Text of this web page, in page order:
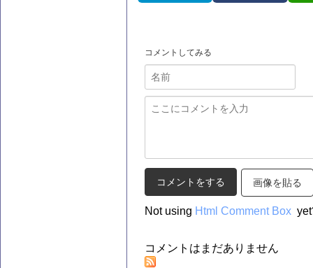
コメントしてみる
画像を貼る
Not using Html Comment Box
コメントはまだありません